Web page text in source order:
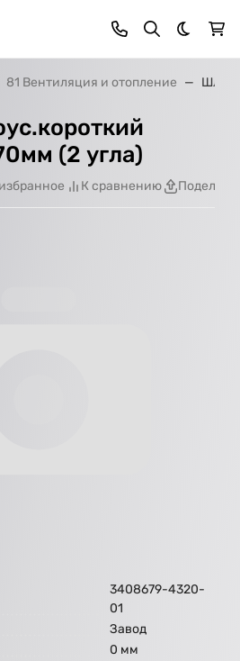
Темная
81 Вентиляция и отопление
(2 угла)
К сравнению
3408679-4320-
01
Завод
0 мм